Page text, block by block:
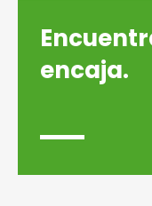
encaja.